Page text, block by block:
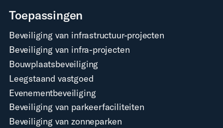
Toepassingen
Beveiliging van infrastructuur-projecten
Beveiliging van infra-projecten
Bouwplaatsbeveiliging
Leegstaand vastgoed
Evenementbeveiliging
Beveiliging van parkeerfaciliteiten
Beveiliging van zonneparken